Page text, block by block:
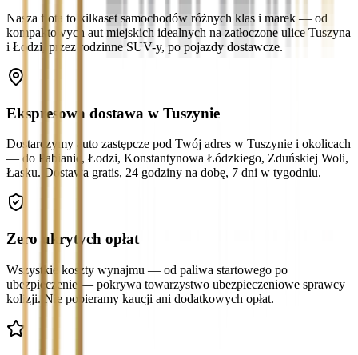
Nasza flota to kilkaset samochodów różnych klas i marek — od
kompaktowych aut miejskich idealnych na zatłoczone ulice Tuszyna
i Łodzi, przez rodzinne SUV-y, po pojazdy dostawcze.
Ekspresowa dostawa w Tuszynie
Dostarczymy auto zastępcze pod Twój adres w Tuszynie i okolicach
— do Pabianic, Łodzi, Konstantynowa Łódzkiego, Zduńskiej Woli,
Łasku. Dostawa gratis, 24 godziny na dobę, 7 dni w tygodniu.
Zero ukrytych opłat
Wszystkie koszty wynajmu — od paliwa startowego po
ubezpieczenie — pokrywa towarzystwo ubezpieczeniowe sprawcy
kolizji. Nie pobieramy kaucji ani dodatkowych opłat.